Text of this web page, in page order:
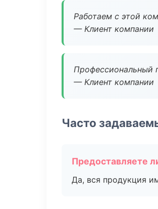
Работаем с этой
— Клиент компании
Профессиональный
— Клиент компании
Часто
Предоставляете
Да, вся продукция